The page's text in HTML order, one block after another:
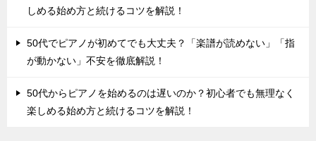
しめる始め方と続けるコツを解説！
50代でピアノが初めてでも大丈夫？「楽譜が読めない」「指
が動かない」不安を徹底解説！
50代からピアノを始めるのは遅いのか？初心者でも無理なく
楽しめる始め方と続けるコツを解説！